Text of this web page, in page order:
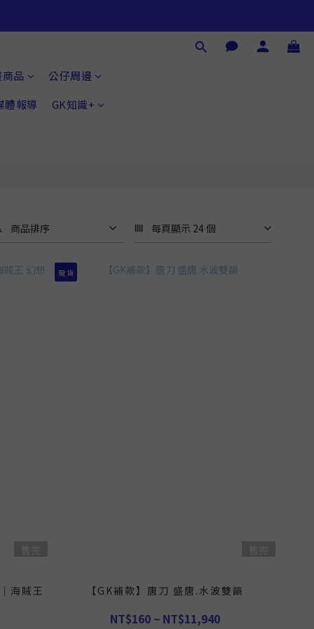
品
公仔周邊
體報導
GK知識+
商品排序 每頁顯示 24 個
海賊王
現 貨
【GK補款】唐刀 盛唐.水波雙韻
NT$160 ~ NT$11,940